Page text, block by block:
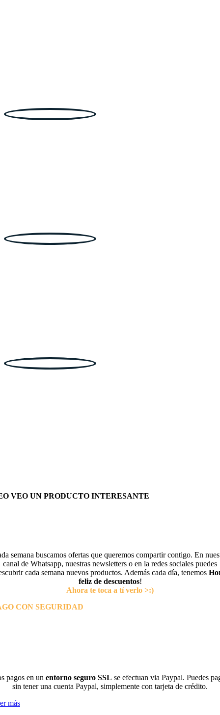
VEO UN PRODUCTO INTERESANTE
semana buscamos ofertas que queremos compartir contigo. En
canal de Whatsapp, nuestras newsletters o en la redes sociales puedes
cada semana nuevos productos. Además cada día, tenemos
feliz de descuentos!
Ahora te toca a tí verlo >:)
CON SEGURIDAD
pagos en un entorno seguro SSL se efectuan via Paypal. Puedes
sin tener una cuenta Paypal, simplemente con tarjeta de crédito.
más